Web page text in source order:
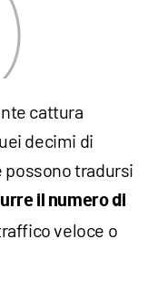
cattura
decimi di
possono tradursi
il numero di
veloce o